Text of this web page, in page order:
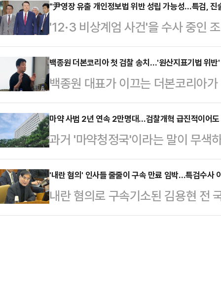
검은 구속영장에 적시한 특수공무
증에 집중할 계획이다. 법조계에선
속 불응할 가능성이 높지만, 외환죄
협조 유무와 상관 없이 혐의가 인정
특히, 관련자들의 입장 또한 유의미
다.11일 법조계에…
"尹영장 유출 개인정보법 위반 성립 가능성…특검,
'12·3 비상계엄 사건'을 수사 중인
대한 구속영장이 변호인단을 통해
밝혔다. 법조계에선 업무상비밀누
번호 등 개인정보가 유출된 만큼 개
측했다. 전문가들은 특히, 오는 8일
특검팀에서 관련자 간의 진술 관여
압박용으로 대응하려는 목적도 엿
박지영 특검보는 전날 브리…
백종원 더본코리아 첫 검찰 송치…'원산지표기법 위
백종원 대표가 이끄는 더본코리아
졌다. 경찰이 더본코리아와 관련해
찰에 송치된 건 이번이 처음이라 소
사건에서 더본코리아가 의도적으
산지를 혼동할 가능성이 있는지 여
만일 혐의가 인정된다면 고의성 여
산지표기법 위반의 경우 최대 7년
가능하다.지난 4일 …
마약 사범 2년 연속 2만명대…검찰개혁 급진적이어
과거 '마약청정국'이라는 말이 무색
명 이상 검거되는 등 관련 범죄가
(SNS)와 다크웹 등에서 비대면 온
과 검거 난이도는 갈수록 높아지는
없애고, 검찰을 기소나 영장 청구만
'내란 혐의' 인사들 줄줄이 구속 만료 임박…특검수
내란 혐의로 구속기소된 김용현 전
에서 재판받게 됐다. 김 전 장관 외